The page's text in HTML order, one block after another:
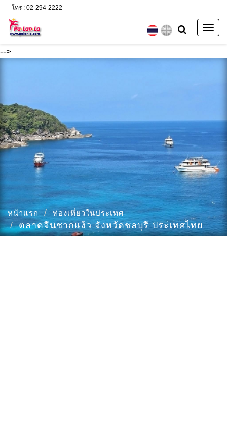
-->
โทร : 02-294-2222
หน้าแรก ท่องเที่ยวในประเทศ
ตลาดจีนชากแง้ว จังหวัดชลบุรี ประเทศไทย